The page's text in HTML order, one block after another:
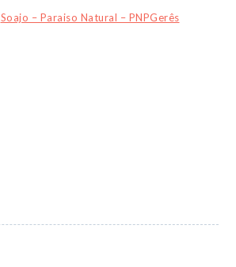
Soajo – Paraiso Natural – PNPGerês